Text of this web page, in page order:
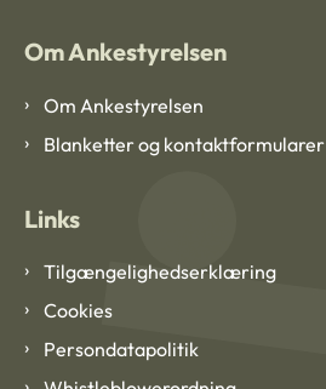
Om Ankestyrelsen
Om Ankestyrelsen
Blanketter og kontaktformularer
Links
Tilgængelighedserklæring
Cookies
Persondatapolitik